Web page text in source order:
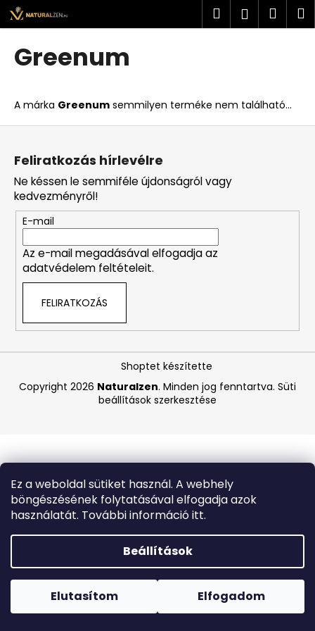
Ez a weboldal sütiket használ. A webhely
böngészésének folytatásával elfogadja azok
használatát. További információ itt.
Beállítások
Elutasítom Elfogadom
Ugrás
fő
tartalomhoz
Forró napokon nem javasoljuk a csomagautomatákba
történő kézbesítést. A magas hőmérsékletre érzékeny
termékek átvételkor nem biztos, hogy optimális állapotban
Keresés
Greenum
A márka Greenum semmilyen terméke nem található...
K
o
i
t
k
e
r
e
s
?
A
á
u
k
LA
ROCHE-
POSAY
SZÉRUM
ÉRZÉKENY
ML
L
Feliratkozás hírlevélre
Ne késsen le semmiféle újdonságról vagy
kedvezményről!
E-mail
Az e-mail megadásával elfogadja az
adatvédelem feltételeit.
FELIRATKOZÁS
Shoptet készítette
Copyright 2026 Naturalzen. Minden jog fenntartva. Süti
beállítások szerkesztése